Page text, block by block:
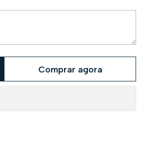
Comprar agora